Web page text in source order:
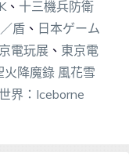
、 十三機兵防衛
盾 、 日本ゲーム
電玩展 、 東京電
火降魔錄 風花雪
界：Iceborne